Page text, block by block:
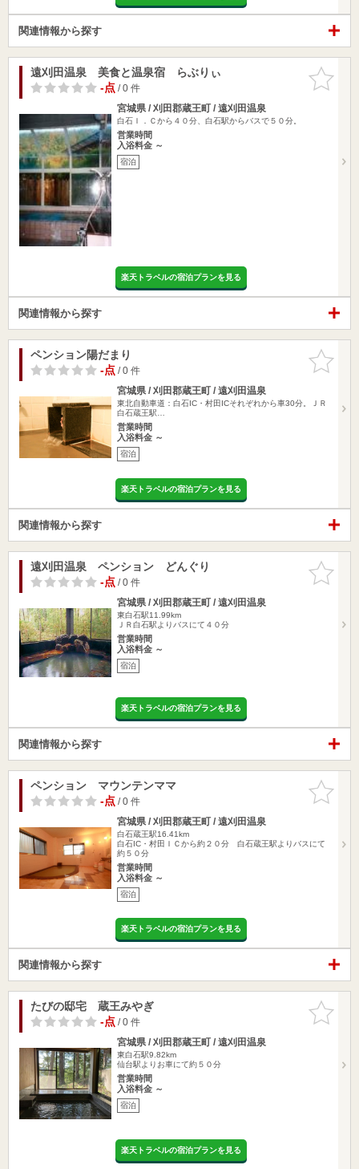
関連情報から探す
お気に入
りに追加
遠刈田温泉 美食と温泉宿 らぶりぃ
-点 / 0 件
宮城県 / 刈田郡蔵王町 / 遠刈田温泉
白石Ｉ．Ｃから４０分、白石駅からバスで５０分。
営業時間
入浴料金 ～
宿泊
楽天トラベルの宿泊プランを見る
関連情報から探す
お気に入
りに追加
ペンション陽だまり
-点 / 0 件
宮城県 / 刈田郡蔵王町 / 遠刈田温泉
東北自動車道：白石IC・村田ICそれぞれから車30分。ＪＲ
白石蔵王駅…
営業時間
入浴料金 ～
宿泊
楽天トラベルの宿泊プランを見る
関連情報から探す
お気に入
りに追加
遠刈田温泉 ペンション どんぐり
-点 / 0 件
宮城県 / 刈田郡蔵王町 / 遠刈田温泉
東白石駅11.99km
ＪＲ白石駅よりバスにて４０分
営業時間
入浴料金 ～
宿泊
楽天トラベルの宿泊プランを見る
関連情報から探す
お気に入
りに追加
ペンション マウンテンママ
-点 / 0 件
宮城県 / 刈田郡蔵王町 / 遠刈田温泉
白石蔵王駅16.41km
白石IC・村田ＩＣから約２０分 白石蔵王駅よりバスにて
約５０分
営業時間
入浴料金 ～
宿泊
楽天トラベルの宿泊プランを見る
関連情報から探す
お気に入
りに追加
たびの邸宅 蔵王みやぎ
-点 / 0 件
宮城県 / 刈田郡蔵王町 / 遠刈田温泉
東白石駅9.82km
仙台駅よりお車にて約５０分
営業時間
入浴料金 ～
宿泊
楽天トラベルの宿泊プランを見る